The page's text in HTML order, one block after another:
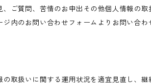
、ご質問、苦情のお申出その他個人情報の
内のお問い合わせフォームよりお問い合わ
取扱いに関する運用状況を適宜見直し、